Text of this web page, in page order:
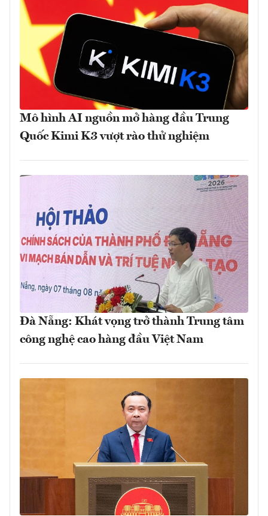
Mô hình AI nguồn mở hàng đầu Trung
Quốc Kimi K3 vượt rào thử nghiệm
Đà Nẵng: Khát vọng trở thành Trung tâm
công nghệ cao hàng đầu Việt Nam